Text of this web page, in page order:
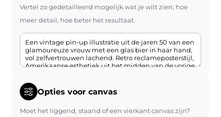
Vertel zo gedetailleerd mogelijk wat je wilt zien; hoe
meer detail, hoe beter het resultaat.
Opties voor canvas
Moet het liggend, staand of een vierkant canvas zijn?